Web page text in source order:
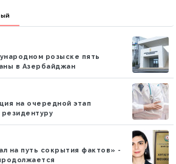
розыске пять
в Азербайджан
на очередной этап
на путь сокрытия фактов» -